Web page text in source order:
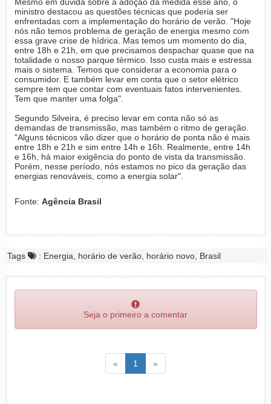
ministro destacou as questões técnicas que poderia ser
enfrentadas com a implementação do horário de verão. "Hoje
nós não temos problema de geração de energia mesmo com
essa grave crise de hídrica. Mas temos um momento do dia,
entre 18h e 21h, em que precisamos despachar quase que na
totalidade o nosso parque térmico. Isso custa mais e estressa
mais o sistema. Temos que considerar a economia para o
consumidor. E também levar em conta que o setor elétrico
sempre tem que contar com eventuais fatos intervenientes.
Tem que manter uma folga".
Segundo Silveira, é preciso levar em conta não só as
demandas de transmissão, mas também o ritmo de geração.
"Alguns técnicos vão dizer que o horário de ponta não é mais
entre 18h e 21h e sim entre 14h e 16h. Realmente, entre 14h
e 16h, há maior exigência do ponto de vista da transmissão.
Porém, nesse período, nós estamos no pico da geração das
energias renováveis, como a energia solar".
Fonte: Agência Brasil
Tags : Energia, horário de verão, horário novo, Brasil
Seja o primeiro a comentar
« Voltar1 (atual)
»